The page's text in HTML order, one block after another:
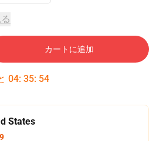
カートに追加
04: 35: 54
States